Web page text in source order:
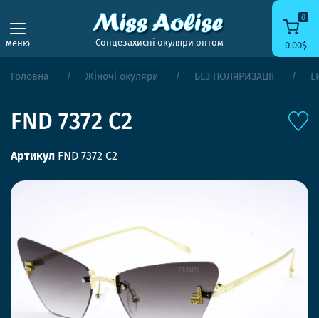
меню Сонцезахисні окуляри оптом
0
0.00$
Головна Жіночі окуляри БЕЗ ПОЛЯРИЗАЦІЇ
FND 7372 C2
Артикул FND 7372 C2